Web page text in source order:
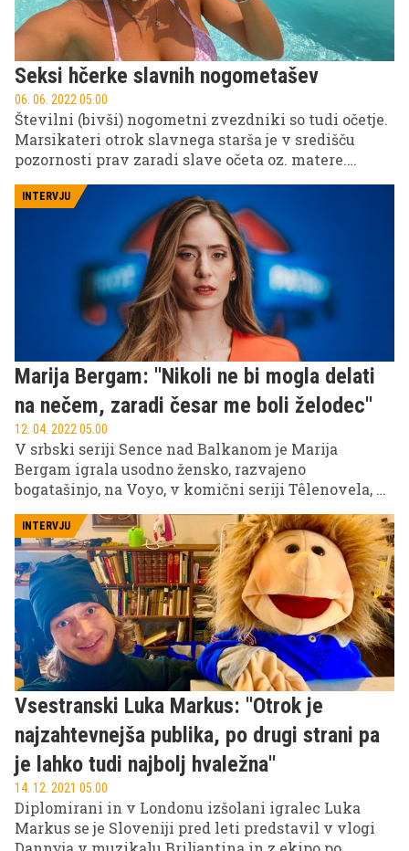
Seksi hčerke slavnih nogometašev
06. 06. 2022 05.00
Številni (bivši) nogometni zvezdniki so tudi očetje.
Marsikateri otrok slavnega starša je v središču
pozornosti prav zaradi slave očeta oz. matere.
obdarovala tudi narava.
INTERVJU
Marija Bergam: ''Nikoli ne bi mogla delati
na nečem, zaradi česar me boli želodec''
12. 04. 2022 05.00
V srbski seriji Sence nad Balkanom je Marija
Bergam igrala usodno žensko, razvajeno
bogatašinjo, na Voyo, v komični seriji Têlenovela, pa
vlogi. Igralka črnogorskih korenin, ki se je v
mladosti zapisala baletu, nam je med drugim
zaupala, kako izbira vloge, kako se loteva snemanja
eksplicitnih prizorov, spopada s krutostjo filmskega
sveta in kako je igra sprva ni navduševala.
INTERVJU
Vsestranski Luka Markus: ''Otrok je
najzahtevnejša publika, po drugi strani pa
je lahko tudi najbolj hvaležna''
14. 12. 2021 05.00
Diplomirani in v Londonu izšolani igralec Luka
Markus se je Sloveniji pred leti predstavil v vlogi